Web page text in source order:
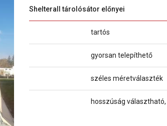
Shelterall tárolósátor előnyei
tartós
gyorsan telepíthető
széles méretválaszték
hosszúság